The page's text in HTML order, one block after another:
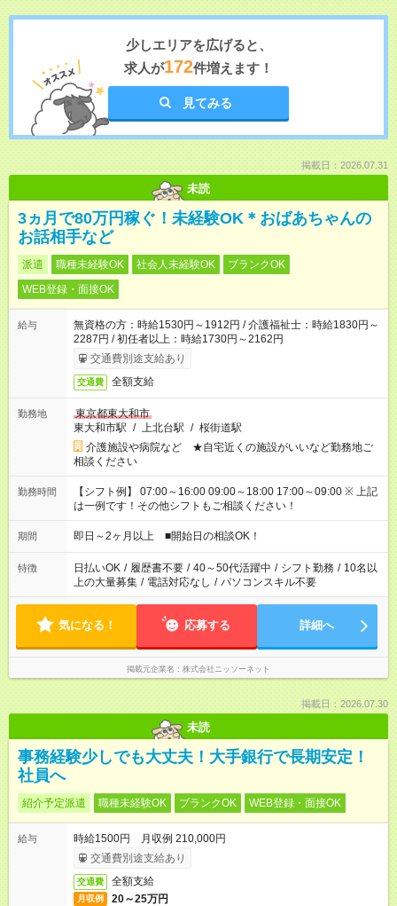
少しエリアを広げると、
求人が172件増えます！
見てみる
掲載日：2026.07.31
未読
3ヵ月で80万円稼ぐ！未経験OK＊おばあちゃんの
お話相手など
派遣 職種未経験OK 社会人未経験OK
ブランクOK
WEB登録・面接OK
給与
無資格の方：時給1530円～1912円 / 介護福祉士：時給1830円～
2287円 / 初任者以上：時給1730円～2162円
交通費別途支給あり
交通費 全額支給
勤務地
東京都東大和市
東大和市駅 / 上北台駅 / 桜街道駅
介護施設や病院など ★自宅近くの施設がいいなど勤務地ご
相談ください
勤務時間
【シフト例】 07:00～16:00 09:00～18:00 17:00～09:00 ※ 上記
は一例です！その他シフトもご相談ください！
期間 即日～2ヶ月以上 ■開始日の相談OK！
特徴 日払いOK / 履歴書不要 / 40～50代活躍中 / シフト勤務 / 10名以
上の大量募集 / 電話対応なし / パソコンスキル不要
気になる！ 応募する 詳細へ
掲載元企業名 株式会社ニッソーネット
掲載日：2026.07.30
未読
事務経験少しでも大丈夫！大手銀行で長期安定！
社員へ
紹介予定派遣 職種未経験OK ブランクOK WEB登録・面接OK
給与
時給1500円 月収例 210,000円
交通費別途支給あり
交通費 全額支給
月収例 20～25万円